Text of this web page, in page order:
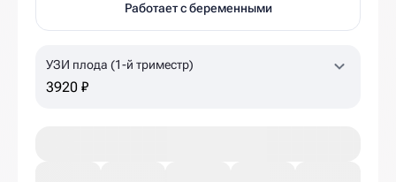
Работает с беременными
УЗИ плода (1-й триместр)
3920 ₽